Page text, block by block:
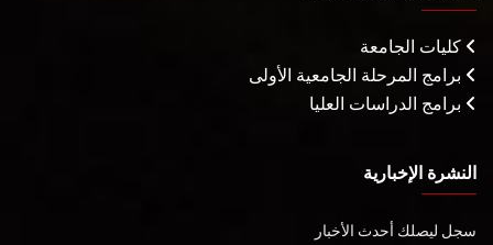
كليات الجامعة
برامج المرحلة الجامعية الأولى
برامج الدراسات العليا
النشرة الإخبارية
سجل ليصلك أحدث الأخبار